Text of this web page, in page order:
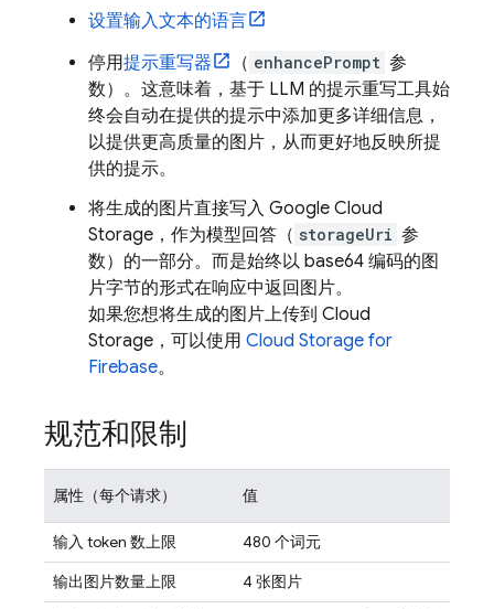
设置输入文本的语言
停用提示重写器 （ enhancePrompt 参
数）。这意味着，基于 LLM 的提示重写工具始
终会自动在提供的提示中添加更多详细信息，
以提供更高质量的图片，从而更好地反映所提
供的提示。
将生成的图片直接写入 Google Cloud
Storage ，作为模型回答（ storageUri 参
数）的一部分。而是始终以 base64 编码的图
片字节的形式在响应中返回图片。
如果您想将生成的图片上传到 Cloud
Storage ，可以使用 Cloud Storage for
Firebase。
规范和限制
属性（每个请求） 值
输入 token 数上限
480 个词元
输出图片数量上限
4 张图片